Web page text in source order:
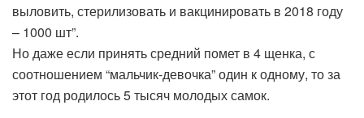
выловить, стерилизовать и вакцинировать в 2018 году
– 1000 шт”.
Но даже если принять средний помет в 4 щенка, с
соотношением “мальчик-девочка” один к одному, то за
этот год родилось 5 тысяч молодых самок.